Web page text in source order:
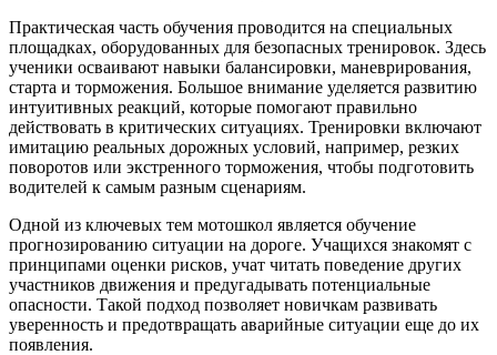
Практическая часть обучения проводится на специальных
площадках, оборудованных для безопасных тренировок. Здесь
ученики осваивают навыки балансировки, маневрирования,
старта и торможения. Большое внимание уделяется развитию
интуитивных реакций, которые помогают правильно
действовать в критических ситуациях. Тренировки включают
имитацию реальных дорожных условий, например, резких
поворотов или экстренного торможения, чтобы подготовить
водителей к самым разным сценариям.
Одной из ключевых тем мотошкол является обучение
прогнозированию ситуации на дороге. Учащихся знакомят с
принципами оценки рисков, учат читать поведение других
участников движения и предугадывать потенциальные
опасности. Такой подход позволяет новичкам развивать
уверенность и предотвращать аварийные ситуации еще до их
появления.